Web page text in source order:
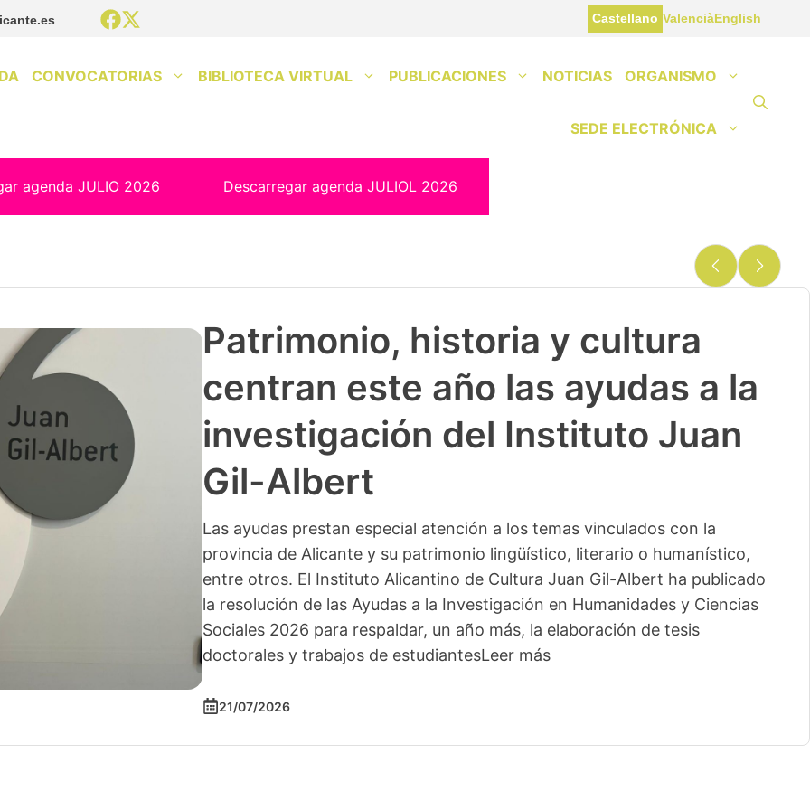
Castellano ValenciàEnglish
CONVOCATORIAS BIBLIOTECA VIRTUAL PUBLICACIONES NOTICIAS ORGANISMO
SEDE ELECTRÓNICA
agenda JULIO 2026 Descarregar agenda JULIOL 2026
Patrimonio, historia y cultura
centran este año las ayudas a la
investigación del Instituto Juan
Gil-Albert
Las ayudas prestan especial atención a los temas vinculados con la
provincia de Alicante y su patrimonio lingüístico, literario o humanístico,
entre otros. El Instituto Alicantino de Cultura Juan Gil-Albert ha publicado
la resolución de las Ayudas a la Investigación en Humanidades y Ciencias
Sociales 2026 para respaldar, un año más, la elaboración de tesis
doctorales y trabajos de estudiantesLeer más
21/07/2026